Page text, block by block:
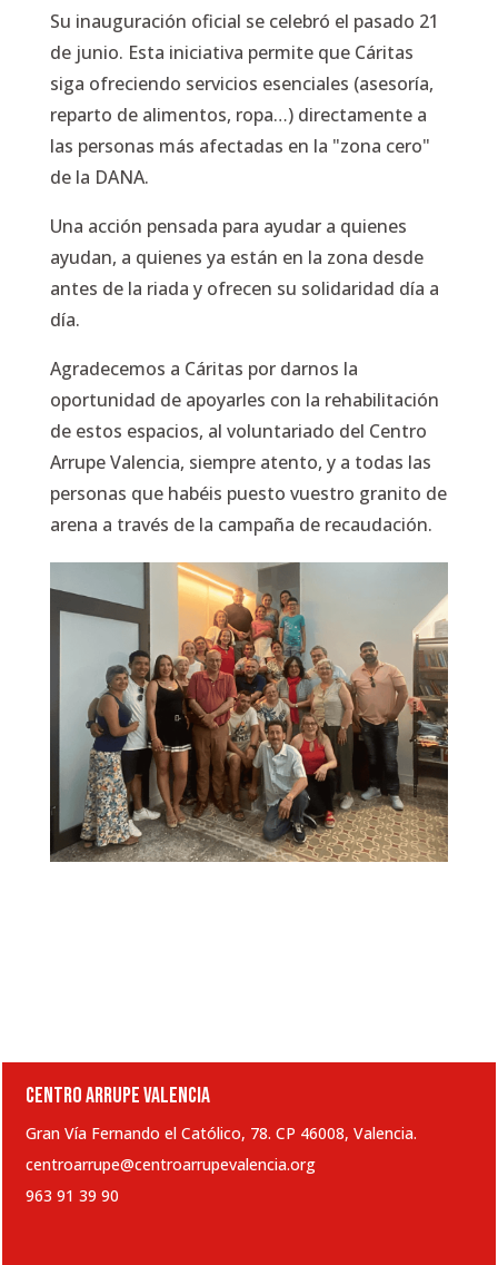
Su inauguración oficial se celebró el pasado 21
de junio. Esta iniciativa permite que Cáritas
siga ofreciendo servicios esenciales (asesoría,
reparto de alimentos, ropa…) directamente a
las personas más afectadas en la "zona cero"
de la DANA.
Una acción pensada para ayudar a quienes
ayudan, a quienes ya están en la zona desde
antes de la riada y ofrecen su solidaridad día a
día.
Agradecemos a Cáritas por darnos la
oportunidad de apoyarles con la rehabilitación
de estos espacios, al voluntariado del Centro
Arrupe Valencia, siempre atento, y a todas las
personas que habéis puesto vuestro granito de
arena a través de la campaña de recaudación.
CENTRO ARRUPE VALENCIA
Gran Vía Fernando el Católico, 78. CP 46008, Valencia.
centroarrupe@centroarrupevalencia.org
963 91 39 90